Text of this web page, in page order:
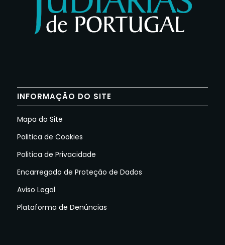
INFORMAÇÃO DO SITE
Mapa do Site
Politica de Cookies
Politica de Privacidade
Encarregado de Proteção de Dados
Aviso Legal
Plataforma de Denúncias